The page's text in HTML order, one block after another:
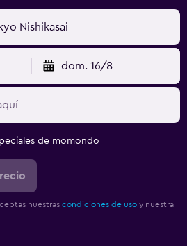
Nishikasai
dom. 16/8
de momondo
nuestras condiciones de uso y nuestra